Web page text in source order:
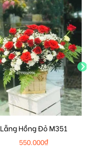
Lẵng Hồng Đỏ M351
550.000₫